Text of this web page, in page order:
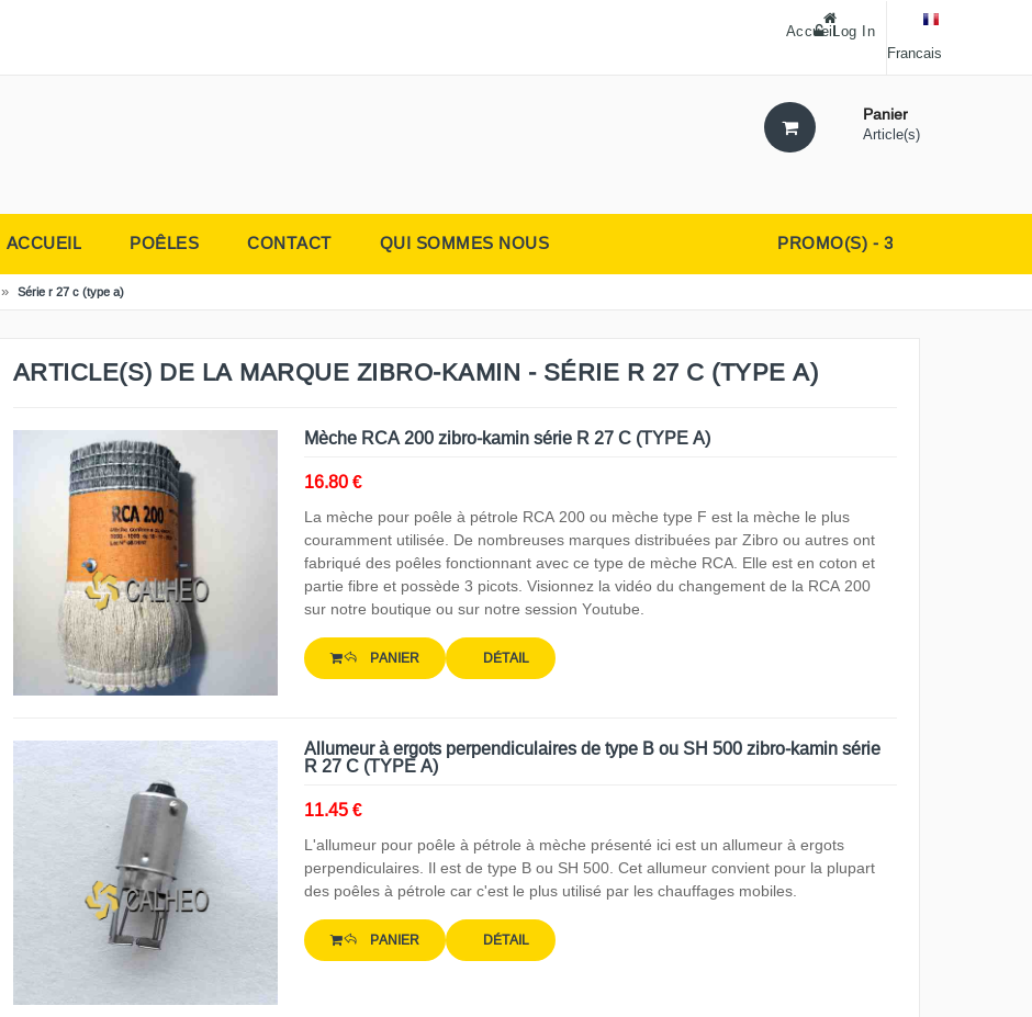
Accueil Log In
Francais
Panier
Article(s)
ACCUEIL POÊLES CONTACT QUI SOMMES NOUS PROMO(S) - 3
» Série r 27 c (type a)
ARTICLE(S) DE LA MARQUE ZIBRO-KAMIN - SÉRIE R 27 C (TYPE A)
Mèche RCA 200 zibro-kamin série R 27 C (TYPE A)
16.80 €
La mèche pour poêle à pétrole RCA 200 ou mèche type F est la mèche le plus
couramment utilisée. De nombreuses marques distribuées par Zibro ou autres ont
fabriqué des poêles fonctionnant avec ce type de mèche RCA. Elle est en coton et
partie fibre et possède 3 picots. Visionnez la vidéo du changement de la RCA 200
sur notre boutique ou sur notre session Youtube.
PANIER DÉTAIL
Allumeur à ergots perpendiculaires de type B ou SH 500 zibro-kamin série
R 27 C (TYPE A)
11.45 €
L'allumeur pour poêle à pétrole à mèche présenté ici est un allumeur à ergots
perpendiculaires. Il est de type B ou SH 500. Cet allumeur convient pour la plupart
des poêles à pétrole car c'est le plus utilisé par les chauffages mobiles.
PANIER DÉTAIL